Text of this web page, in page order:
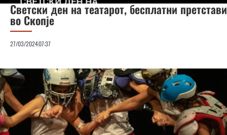
Светски ден на театарот, бесплатни претстави
во Скопје
27/03/202407:37